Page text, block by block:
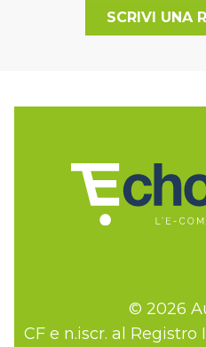
SCRIVI UNA
© 2026
CF e n.iscr. al Registro